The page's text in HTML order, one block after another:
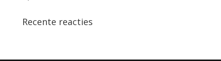
Recente reacties